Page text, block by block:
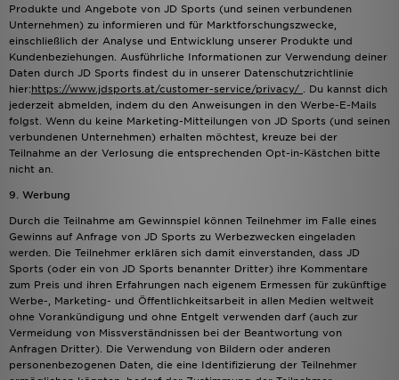
Produkte und Angebote von JD Sports (und seinen verbundenen
Unternehmen) zu informieren und für Marktforschungszwecke,
einschließlich der Analyse und Entwicklung unserer Produkte und
Kundenbeziehungen. Ausführliche Informationen zur Verwendung deiner
Daten durch JD Sports findest du in unserer Datenschutzrichtlinie
hier:https://www.jdsports.at/customer-service/privacy/ . Du kannst dich
jederzeit abmelden, indem du den Anweisungen in den Werbe-E-Mails
folgst. Wenn du keine Marketing-Mitteilungen von JD Sports (und seinen
verbundenen Unternehmen) erhalten möchtest, kreuze bei der
Teilnahme an der Verlosung die entsprechenden Opt-in-Kästchen bitte
nicht an.
9. Werbung
Durch die Teilnahme am Gewinnspiel können Teilnehmer im Falle eines
Gewinns auf Anfrage von JD Sports zu Werbezwecken eingeladen
werden. Die Teilnehmer erklären sich damit einverstanden, dass JD
Sports (oder ein von JD Sports benannter Dritter) ihre Kommentare
zum Preis und ihren Erfahrungen nach eigenem Ermessen für zukünftige
Werbe-, Marketing- und Öffentlichkeitsarbeit in allen Medien weltweit
ohne Vorankündigung und ohne Entgelt verwenden darf (auch zur
Vermeidung von Missverständnissen bei der Beantwortung von
Anfragen Dritter). Die Verwendung von Bildern oder anderen
personenbezogenen Daten, die eine Identifizierung der Teilnehmer